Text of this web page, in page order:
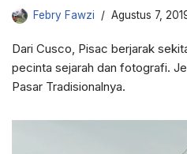
Febry Fawzi Agustus 7,
Dari Cusco, Pisac berjarak
pecinta sejarah dan fotografi.
Pasar Tradisionalnya.